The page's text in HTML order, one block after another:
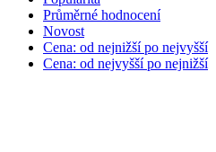
Průměrné hodnocení
Novost
Cena: od nejnižší po nejvyšší
Cena: od nejvyšší po nejnižší